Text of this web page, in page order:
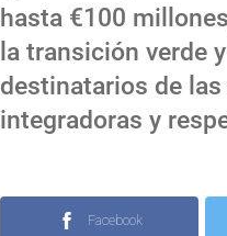
hasta €100
la transición verde
destinatarios de
integradoras y
Facebook